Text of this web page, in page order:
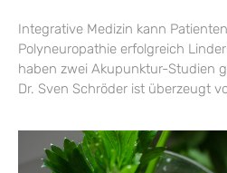
Integrative Medizin kann
Polyneuropathie erfolgreich
haben zwei Akupunktur-Studien
Dr. Sven Schröder ist überzeugt